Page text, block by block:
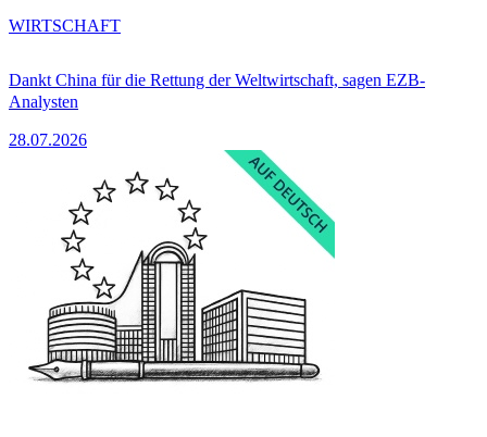
Dankt China für die Rettung der Weltwirtschaft, sagen EZB-
Analysten
28.07.2026
WIRTSCHAFT